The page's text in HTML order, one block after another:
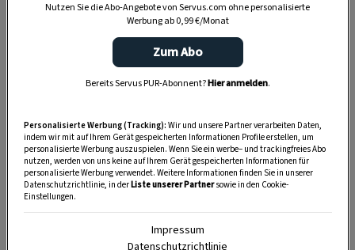
WOHNEN
Alleskönner Kaffeesatz: 7
Nutzen Sie die Abo-Angebote von Servus.com ohne personalisierte
Werbung ab 0,99 €/Monat
Zum Abo
Bereits Servus PUR-Abonnent?Hier anmelden.
Personalisierte Werbung (Tracking): Wir und unsere Partner verarbeiten Daten,
indem wir mit auf Ihrem Gerät gespeicherten Informationen Profile erstellen, um
personalisierte Werbung auszuspielen. Wenn Sie ein werbe– und trackingfreies Abo
nutzen, werden von uns keine auf Ihrem Gerät gespeicherten Informationen für
personalisierte Werbung verwendet. Weitere Informationen finden Sie in unserer
Datenschutzrichtlinie, in derListe unserer Partnersowie in den Cookie-
Einstellungen.
Impressum